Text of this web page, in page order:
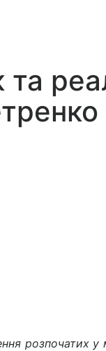
розпочатих у